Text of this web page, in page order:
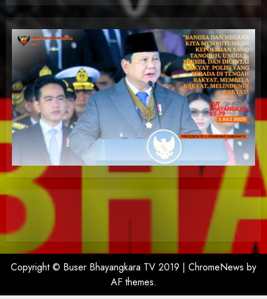
Copyright © Buser Bhayangkara TV 2019 | ChromeNews by
AF themes.